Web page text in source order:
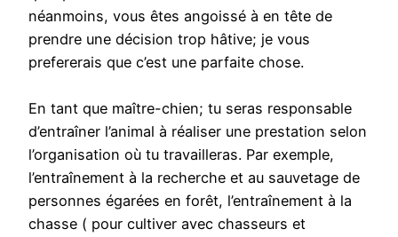
néanmoins, vous êtes angoissé à en tête de
prendre une décision trop hâtive; je vous
prefererais que c’est une parfaite chose.
En tant que maître-chien; tu seras responsable
d’entraîner l’animal à réaliser une prestation selon
l’organisation où tu travailleras. Par exemple,
l’entraînement à la recherche et au sauvetage de
personnes égarées en forêt, l’entraînement à la
chasse ( pour cultiver avec chasseurs et